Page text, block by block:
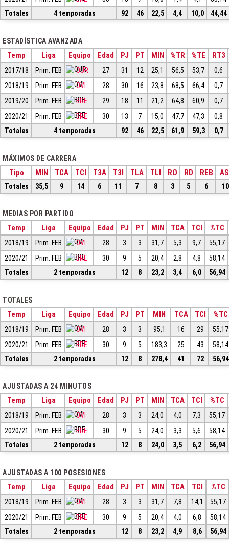
Totales
4 temporadas 92 46 22,5 4,4 10,0 44,44
ESTADÍSTICA AVANZADA
Temp Liga Equipo Edad PJ PT MIN %TR %TE RT3
2017/18 Prim. FEB OUR 27 31 12 25,1 56,5 53,7
0,6
2018/19
Prim. FEB OVI 28 30 16 23,8 68,5 66,4
0,7
2019/20
Prim. FEB BRE 29 18 11 21,2 64,8 60,9
0,7
2020/21
Prim. FEB BRE 30 13 7 15,0 47,7 47,3
0,8
Totales
4 temporadas 92 46 22,5 61,9 59,3 0,7
MÁXIMOS DE CARRERA
Tipo MIN TCA TCI T3A T3I TLA TLI RO RD REB
Totales 35,5 9 14 6 11 7 8 3 5 6 10
MEDIAS POR PARTIDO
Temp Liga Equipo Edad PJ PT MIN TCA TCI %TC
2018/19 Prim. FEB OVI 28 3 3 31,7 5,3 9,7
55,17
2020/21
Prim. FEB BRE 30 9 5 20,4 2,8 4,8
58,14
Totales
2 temporadas 12 8 23,2 3,4 6,0 56,94
TOTALES
Temp Liga Equipo Edad PJ PT MIN TCA TCI %TC
2018/19 Prim. FEB OVI 28 3 3 95,1 16 29
55,17
2020/21
Prim. FEB BRE 30 9 5 183,3 25 43
58,14
Totales
2 temporadas 12 8 278,4 41 72 56,94
AJUSTADAS A 24 MINUTOS
Temp Liga Equipo Edad PJ PT MIN TCA TCI %TC
2018/19 Prim. FEB OVI 28 3 3 24,0 4,0 7,3
55,17
2020/21
Prim. FEB BRE 30 9 5 24,0 3,3 5,6
58,14
Totales
2 temporadas 12 8 24,0 3,5 6,2 56,94
AJUSTADAS A 100 POSESIONES
Temp Liga Equipo Edad PJ PT MIN TCA TCI %TC
2018/19 Prim. FEB OVI 28 3 3 31,7 7,8 14,1
55,17
2020/21
Prim. FEB BRE 30 9 5 20,4 4,0 6,8
58,14
Totales
2 temporadas 12 8 23,2 4,9 8,6 56,94